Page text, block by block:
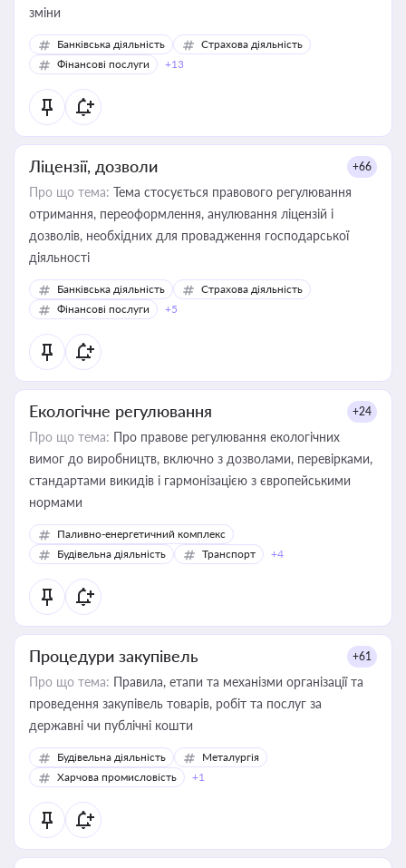
зміни
Банківська діяльність
Страхова діяльність
Фінансові послуги
+13
Ліцензії, дозволи +66
Про що тема: Тема стосується правового регулювання
отримання, переоформлення, анулювання ліцензій і
дозволів, необхідних для провадження господарської
діяльності
Банківська діяльність
Страхова діяльність
Фінансові послуги
+5
Екологічне регулювання +24
Про що тема: Про правове регулювання екологічних
вимог до виробництв, включно з дозволами, перевірками,
стандартами викидів і гармонізацією з європейськими
нормами
Паливно-енергетичний комплекс
Будівельна діяльність
Транспорт +4
Процедури закупівель +61
Про що тема: Правила, етапи та механізми організації та
проведення закупівель товарів, робіт та послуг за
державні чи публічні кошти
Будівельна діяльність
Металургія
Харчова промисловість
+1